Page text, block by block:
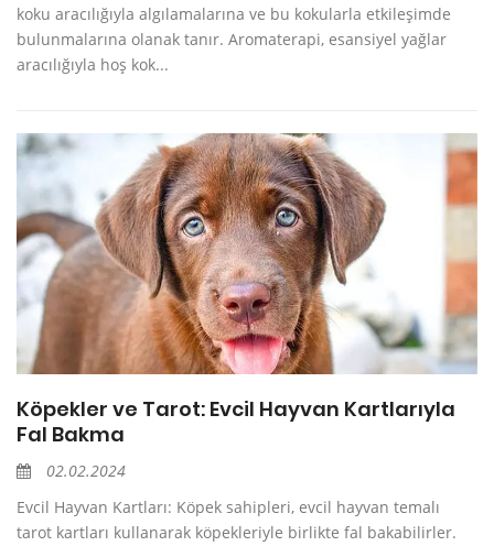
koku aracılığıyla algılamalarına ve bu kokularla etkileşimde
bulunmalarına olanak tanır. Aromaterapi, esansiyel yağlar
aracılığıyla hoş kok...
Köpekler ve Tarot: Evcil Hayvan Kartlarıyla
Fal Bakma
02.02.2024
Evcil Hayvan Kartları: Köpek sahipleri, evcil hayvan temalı
tarot kartları kullanarak köpekleriyle birlikte fal bakabilirler.